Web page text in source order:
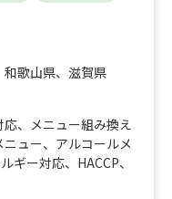
和歌山県、 滋賀県
応、 メニュー組み換え
ニュー、 アルコールメ
ギー対応、 HACCP、